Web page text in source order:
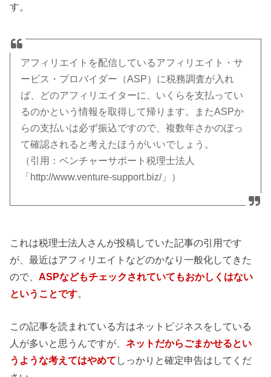
す。
アフィリエイトを配信しているアフィリエイト・サ
ービス・プロバイダー（ASP）に税務調査が入れ
ば、どのアフィリエイターに、いくらを支払ってい
るのかという情報を取得して帰ります。またASPか
らの支払いは必ず振込ですので、複数年さかのぼっ
て確認されると考えたほうがいいでしょう。
（引用：ベンチャーサポート税理士法人
「http://www.venture-support.biz/」）
これは税理士法人さんが投稿していた記事の引用です
が、最近はアフィリエイトなどのかなり一般化してきた
ので、ASPなどもチェックされていてもおかしくはない
ということです。
この記事を読まれている方はネットビジネスをしている
人が多いと思うんですが、ネットだからごまかせるとい
うような考えてはやめて しっかりと確定申告はしてくだ